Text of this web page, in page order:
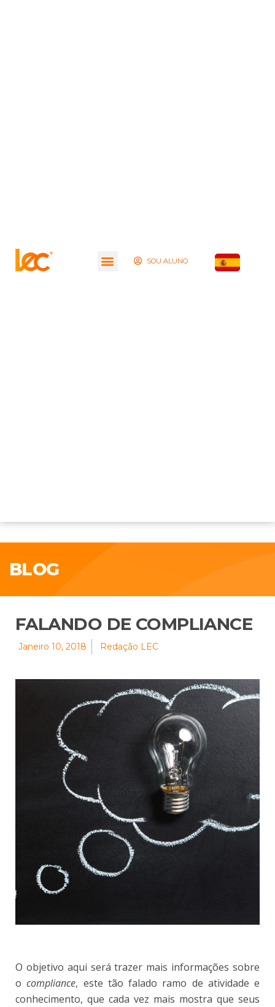
SOU ALUNO
BLOG
FALANDO DE COMPLIANCE
Janeiro 10, 2018 Redação LEC
O objetivo aqui será trazer mais informações sobre
ocompliance, este tão falado ramo de atividade e
conhecimento, que cada vez mais mostra que seus